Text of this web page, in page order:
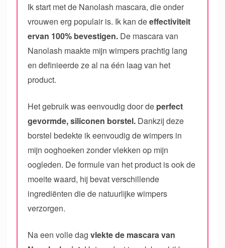
Ik start met de Nanolash mascara, die onder
vrouwen erg populair is. Ik kan deeffectiviteit
ervan 100% bevestigen. De mascara van
Nanolash maakte mijn wimpers prachtig lang
en definieerde ze al na één laag van het
product.
Het gebruik was eenvoudig door de perfect
gevormde, siliconen borstel. Dankzij deze
borstel bedekte ik eenvoudig de wimpers in
mijn ooghoeken zonder vlekken op mijn
oogleden. De formule van het product is ook de
moeite waard, hij bevat verschillende
ingrediënten die de natuurlijke wimpers
verzorgen.
Na een volle dagvlekte de mascara van